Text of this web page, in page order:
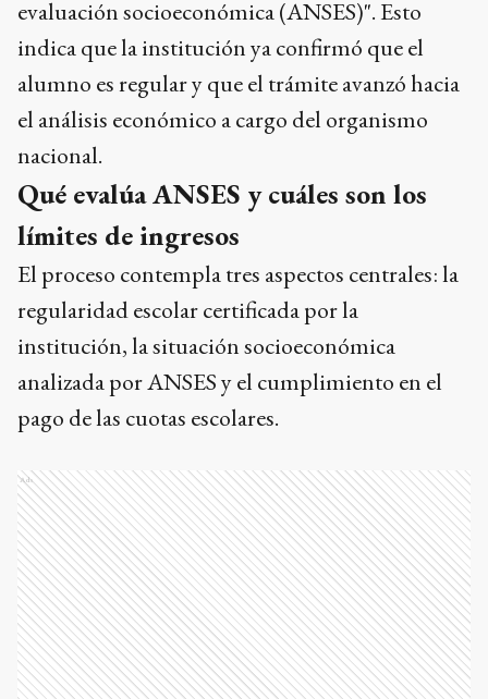
evaluación socioeconómica (ANSES)". Esto
indica que la institución ya confirmó que el
alumno es regular y que el trámite avanzó hacia
el análisis económico a cargo del organismo
nacional.
Qué evalúa ANSES y cuáles son los
límites de ingresos
El proceso contempla tres aspectos centrales: la
regularidad escolar certificada por la
institución, la situación socioeconómica
analizada por ANSES y el cumplimiento en el
pago de las cuotas escolares.
Ads